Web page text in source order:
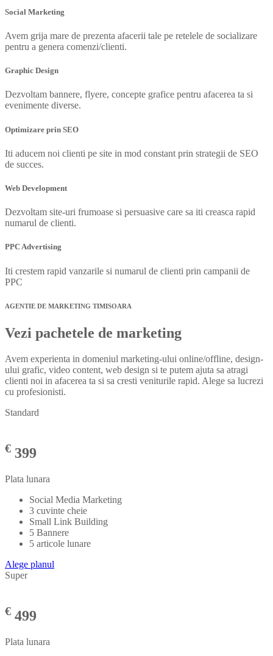
Social Marketing
Avem grija mare de prezenta afacerii tale pe retelele de socializare
pentru a genera comenzi/clienti.
Graphic Design
Dezvoltam bannere, flyere, concepte grafice pentru afacerea ta si
evenimente diverse.
Optimizare prin SEO
Iti aducem noi clienti pe site in mod constant prin strategii de SEO
de succes.
Web Development
Dezvoltam site-uri frumoase si persuasive care sa iti creasca rapid
numarul de clienti.
PPC Advertising
Iti crestem rapid vanzarile si numarul de clienti prin campanii de
PPC
AGENTIE DE MARKETING TIMISOARA
Vezi pachetele de marketing
Avem experienta in domeniul marketing-ului online/offline, design-
ului grafic, video content, web design si te putem ajuta sa atragi
clienti noi in afacerea ta si sa cresti veniturile rapid. Alege sa lucrezi
cu profesionisti.
Standard
€ 399
Plata lunara
Social Media Marketing
3 cuvinte cheie
Small Link Building
5 Bannere
5 articole lunare
Alege planul
Super
€ 499
Plata lunara